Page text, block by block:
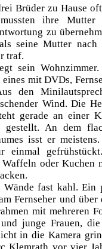
Brüder zu Hause
ihre Mutter
zu
seine Mutter nach
traf.
sein
mit DVDs,
den
Wind. Die
gerade an einer
gestellt. An dem
isst er
einmal
oder Kuchen
fast kahl. Ein
Fernseher und über
mit mehreren
und junge Frauen,
in die Kamera